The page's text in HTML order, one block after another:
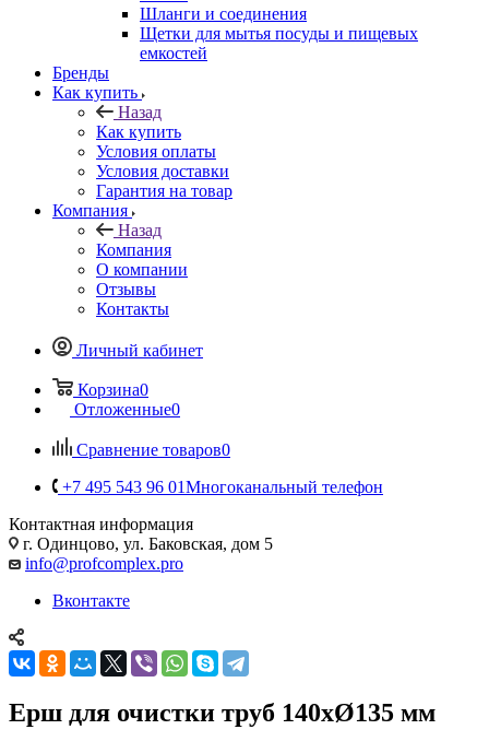
Шланги и соединения
Щетки для мытья посуды и пищевых
емкостей
Бренды
Как купить
Назад
Как купить
Условия оплаты
Условия доставки
Гарантия на товар
Компания
Назад
Компания
О компании
Отзывы
Контакты
Личный кабинет
Корзина0
Отложенные0
Сравнение товаров0
+7 495 543 96 01Многоканальный телефон
Контактная информация
г. Одинцово, ул. Баковская, дом 5
info@profcomplex.pro
Вконтакте
Ерш для очистки труб 140хØ135 мм